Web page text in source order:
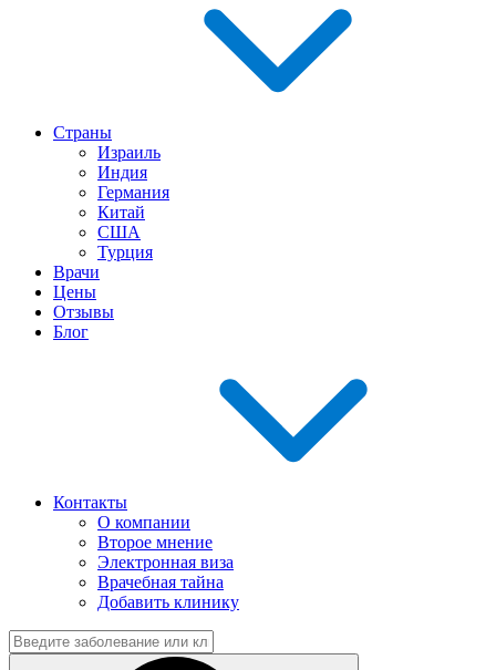
Страны
Израиль
Индия
Германия
Китай
США
Турция
Врачи
Цены
Отзывы
Блог
Контакты
О компании
Второе мнение
Электронная виза
Врачебная тайна
Добавить клинику